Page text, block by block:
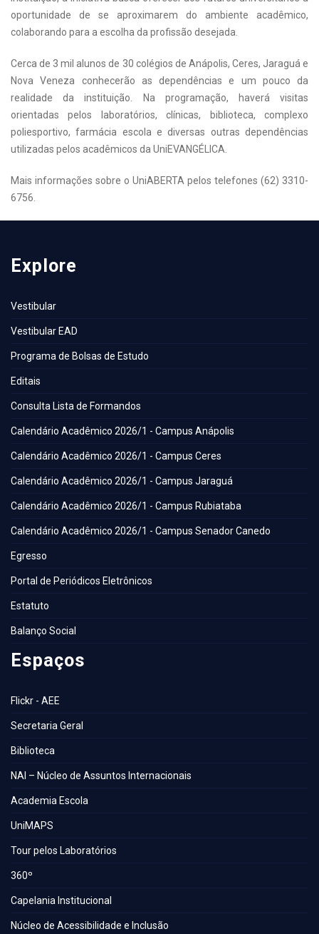
oportunidade de se aproximarem do ambiente acadêmico,
colaborando para a escolha da profissão desejada.
Cerca de 3 mil alunos de 30 colégios de Anápolis, Ceres, Jaraguá e
Nova Veneza conhecerão as dependências e um pouco da
realidade da instituição. Na programação, haverá visitas
orientadas pelos laboratórios, clínicas, biblioteca, complexo
poliesportivo, farmácia escola e diversas outras dependências
utilizadas pelos acadêmicos da UniEVANGÉLICA.
Mais informações sobre o UniABERTA pelos telefones (62) 3310-
6756.
Explore
Vestibular
Vestibular EAD
Programa de Bolsas de Estudo
Editais
Consulta Lista de Formandos
Calendário Acadêmico 2026/1 - Campus Anápolis
Calendário Acadêmico 2026/1 - Campus Ceres
Calendário Acadêmico 2026/1 - Campus Jaraguá
Calendário Acadêmico 2026/1 - Campus Rubiataba
Calendário Acadêmico 2026/1 - Campus Senador Canedo
Egresso
Portal de Periódicos Eletrônicos
Estatuto
Balanço Social
Espaços
Flickr - AEE
Secretaria Geral
Biblioteca
NAI – Núcleo de Assuntos Internacionais
Academia Escola
UniMAPS
Tour pelos Laboratórios
360º
Capelania Institucional
Núcleo de Acessibilidade e Inclusão